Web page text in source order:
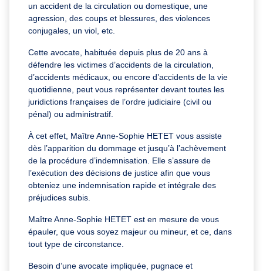
un accident de la circulation ou domestique, une
agression, des coups et blessures, des violences
conjugales, un viol, etc.
Cette avocate, habituée depuis plus de 20 ans à
défendre les victimes d’accidents de la circulation,
d’accidents médicaux, ou encore d’accidents de la vie
quotidienne, peut vous représenter devant toutes les
juridictions françaises de l’ordre judiciaire (civil ou
pénal) ou administratif.
À cet effet, Maître Anne-Sophie HETET vous assiste
dès l’apparition du dommage et jusqu’à l’achèvement
de la procédure d’indemnisation. Elle s’assure de
l’exécution des décisions de justice afin que vous
obteniez une indemnisation rapide et intégrale des
préjudices subis.
Maître Anne-Sophie HETET est en mesure de vous
épauler, que vous soyez majeur ou mineur, et ce, dans
tout type de circonstance.
Besoin d’une avocate impliquée, pugnace et